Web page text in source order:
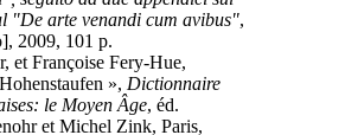
"De arte venandi cum avibus",
2009, 101 p.
et Françoise Fery-Hue,
», Dictionnaire
le Moyen Âge, éd.
et Michel Zink, Paris,